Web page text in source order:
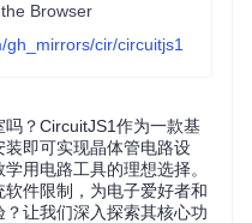
Browser
cir/circuitjs1
？CircuitJS1作为一款基
即可实现晶体管电路设
用电路工具的理想选择。
件限制，为电子爱好者和
让我们深入探索其核心功